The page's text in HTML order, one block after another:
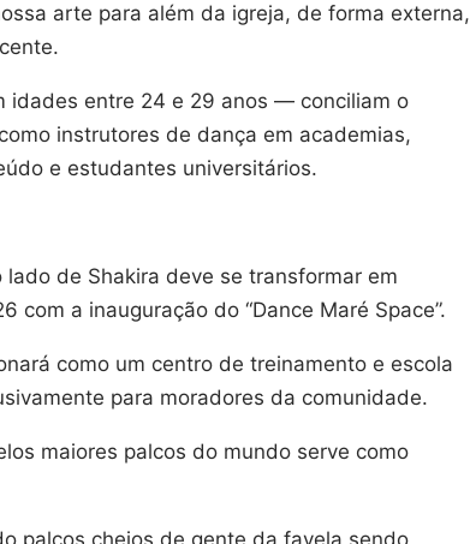
arte para além da igreja, de forma externa,
entre 24 e 29 anos — conciliam o
instrutores de dança em academias,
e estudantes universitários.
de Shakira deve se transformar em
a inauguração do “Dance Maré Space”.
como um centro de treinamento e escola
para moradores da comunidade.
maiores palcos do mundo serve como